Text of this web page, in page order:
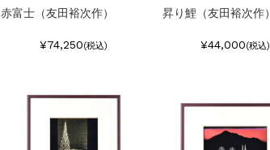
赤富士（友田裕次作）
¥74,250(税込)
昇り鯉（友田裕次作）
¥44,000(税込)